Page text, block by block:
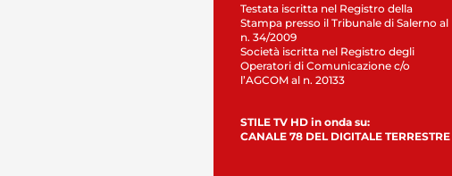
Testata iscritta nel Registro della
Stampa presso il Tribunale di Salerno al
n. 34/2009
Società iscritta nel Registro degli
Operatori di Comunicazione c/o
l’AGCOM al n. 20133
STILE TV HD in onda su:
CANALE 78 DEL DIGITALE TERRESTRE